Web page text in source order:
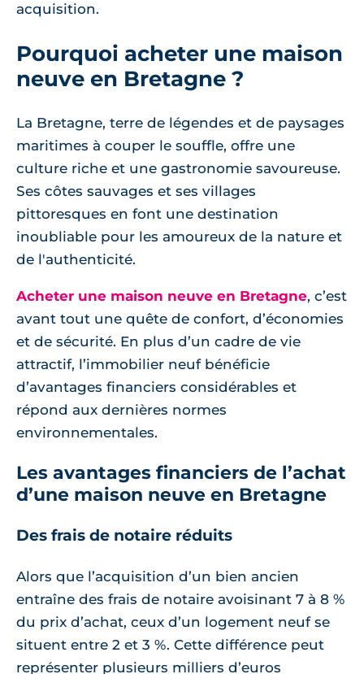
acquisition.
Pourquoi acheter une maison
neuve en Bretagne ?
La Bretagne, terre de légendes et de paysages
maritimes à couper le souffle, offre une
culture riche et une gastronomie savoureuse.
Ses côtes sauvages et ses villages
pittoresques en font une destination
inoubliable pour les amoureux de la nature et
de l'authenticité.
Acheter une maison neuve en Bretagne, c’est
avant tout une quête de confort, d’économies
et de sécurité. En plus d’un cadre de vie
attractif, l’immobilier neuf bénéficie
d’avantages financiers considérables et
répond aux dernières normes
environnementales.
Les avantages financiers de l’achat
d’une maison neuve en Bretagne
Des frais de notaire réduits
Alors que l’acquisition d’un bien ancien
entraîne des frais de notaire avoisinant 7 à 8 %
du prix d’achat, ceux d’un logement neuf se
situent entre 2 et 3 %. Cette différence peut
représenter plusieurs milliers d’euros